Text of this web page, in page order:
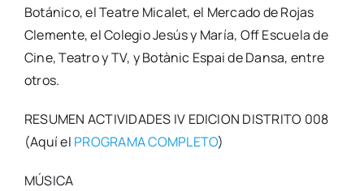
Botá­ni­co, el Tea­tre Mica­let, el Mer­ca­do de Rojas
Cle­men­te, el Cole­gio Jesús y María, Off Escue­la de
Cine, Tea­tro y TV, y Botà­nic Espai de Dan­sa, entre
otros.
RESUMEN ACTIVIDADES IV EDICION DISTRITO 008
(Aquí el PROGRAMA COMPLETO)
MÚSICA